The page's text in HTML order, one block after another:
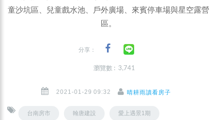
童沙坑區、兒童戲水池、戶外廣場、來賓停車場與星空露營
區。
分享：
瀏覽數 : 3,741
2021-01-29 09:32 晴耕雨讀看房子
台南房市 翰唐建設 愛上遇景1期